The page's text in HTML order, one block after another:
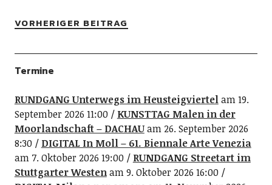
VORHERIGER BEITRAG
Termine
RUNDGANG Unterwegs im Heusteigviertelam 19.
September 2026 11:00
KUNSTTAG Malen in der
Moorlandschaft – DACHAUam 26. September 2026
8:30
DIGITAL In Moll – 61. Biennale Arte Venezia
am 7. Oktober 2026 19:00
RUNDGANG Streetart im
Stuttgarter Westenam 9. Oktober 2026 16:00